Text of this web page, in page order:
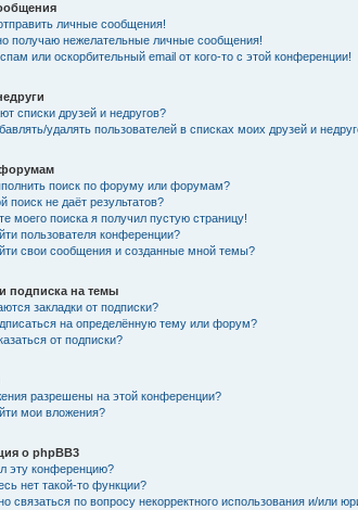
личные сообщения!
получаю нежелательные личные сообщения!
или оскорбительный email от кого-то с этой конференции!
списки друзей и недругов?
удалять пользователей в списках моих друзей и
поиск по форуму или форумам?
поиск не даёт результатов?
моего поиска я получил пустую страницу!
пользователя конференции?
свои сообщения и созданные мной темы?
подписка на темы
закладки от подписки?
на определённую тему или форум?
от подписки?
разрешены на этой конференции?
мои вложения?
о phpBB3
эту конференцию?
нет такой-то функции?
связаться по вопросу некорректного использования и/или